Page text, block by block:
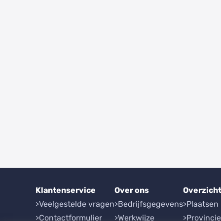
Klantenservice
Veelgestelde vragen
Contactformulier
Over ons
Bedrijfsgegevens
Werkwijze
Plaatsen